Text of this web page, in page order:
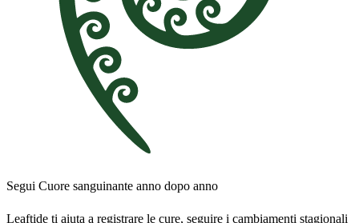
Segui Cuore sanguinante anno dopo anno
Leaftide ti aiuta a registrare le cure, seguire i cambiamenti stagionali